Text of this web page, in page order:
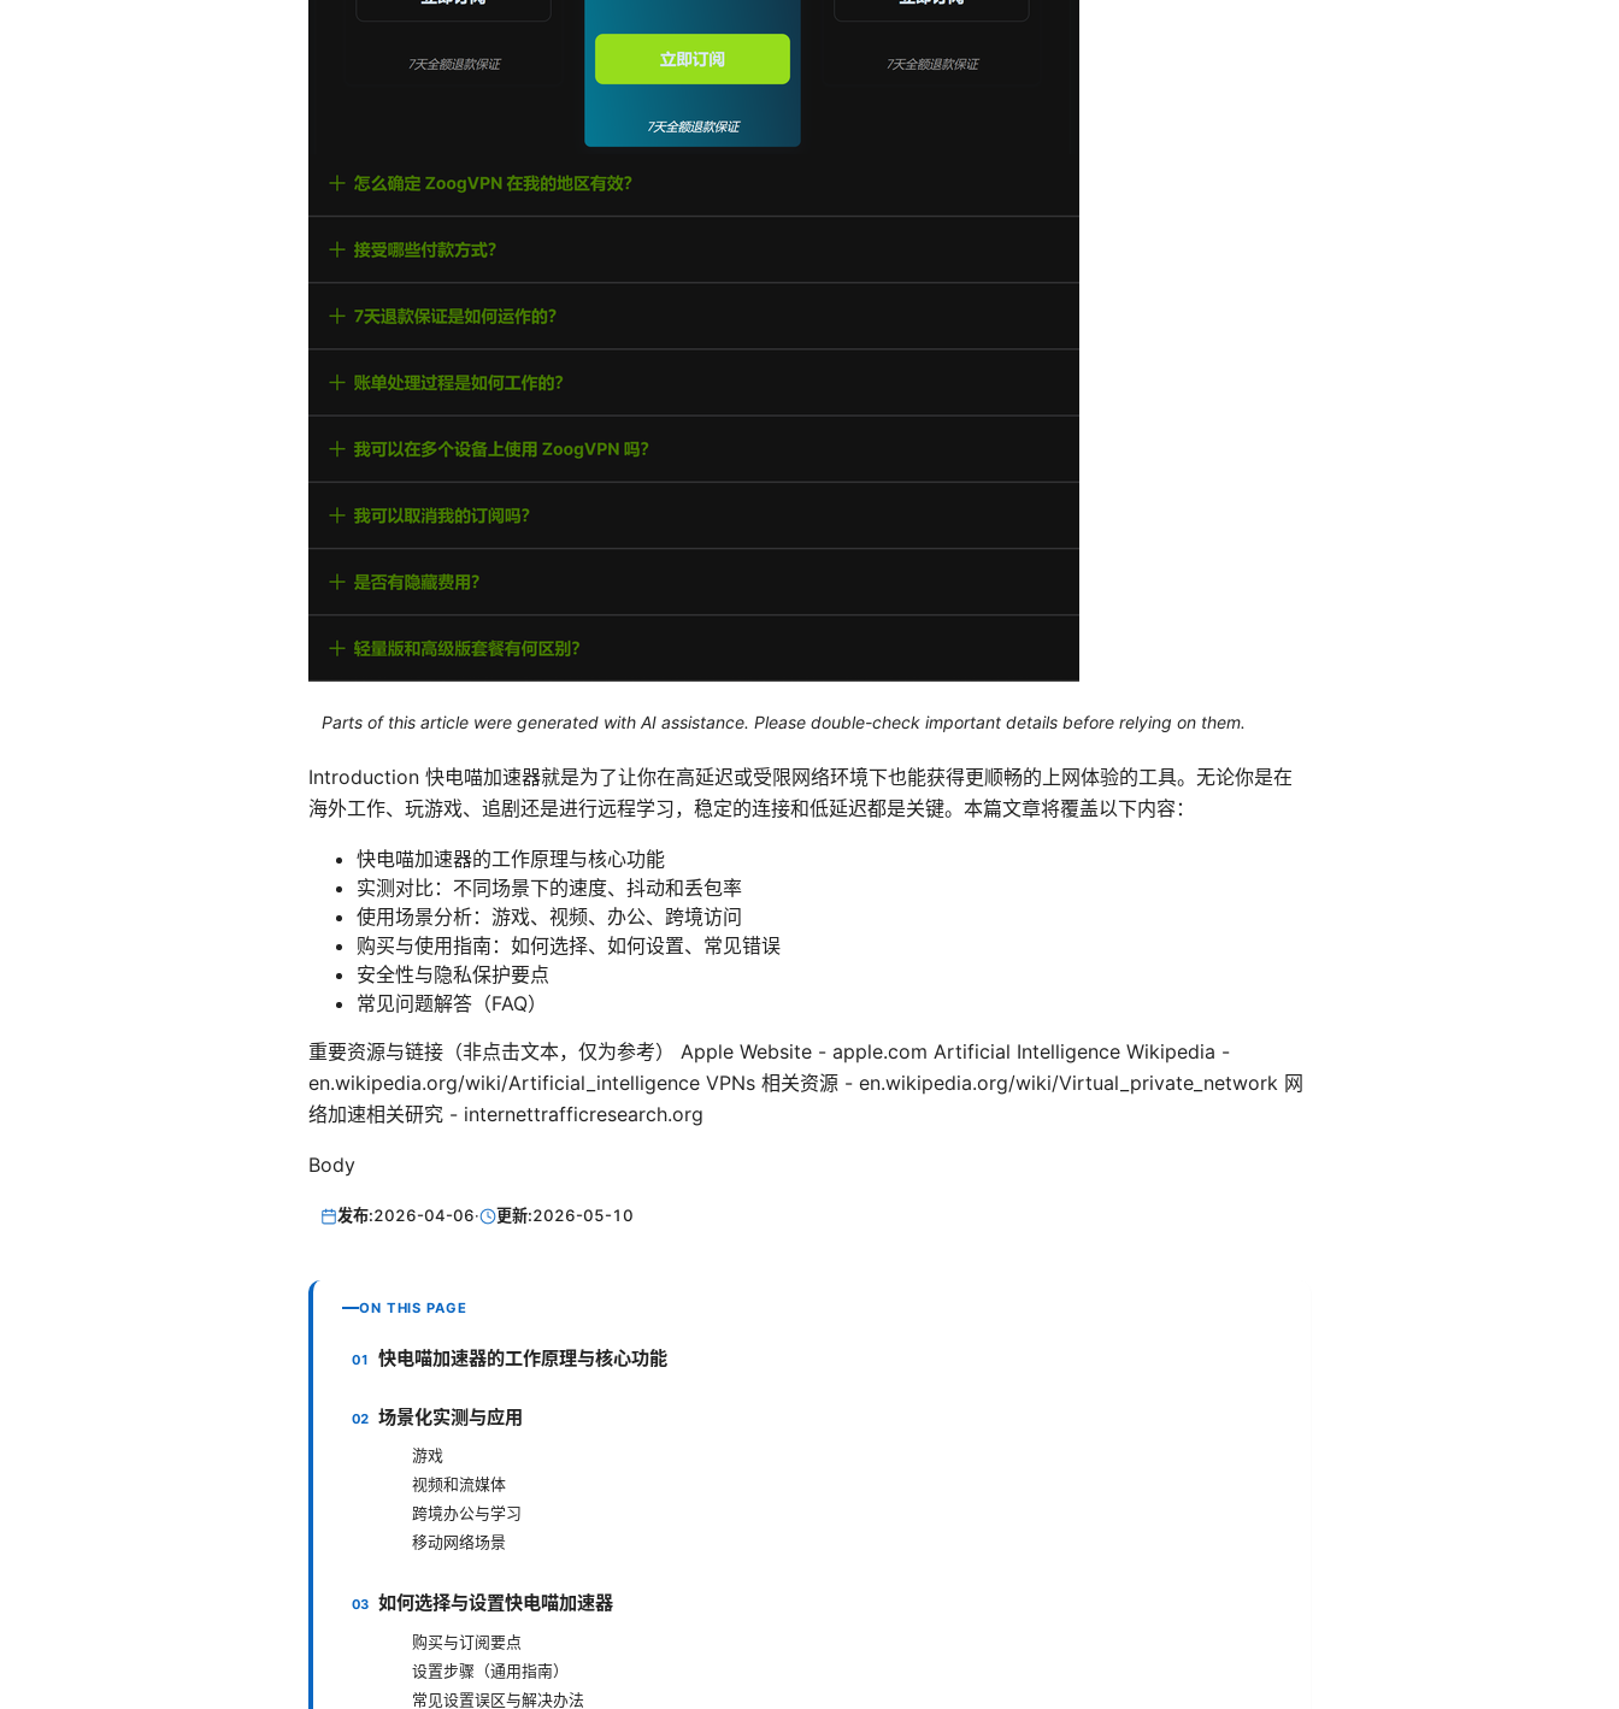
Parts of this article were generated with AI assistance. Please double-check important details before relying on them.
Introduction 快电喵加速器就是为了让你在高延迟或受限网络环境下也能获得更顺畅的上网体验的工具。无论你是在
海外工作、玩游戏、追剧还是进行远程学习，稳定的连接和低延迟都是关键。本篇文章将覆盖以下内容：
快电喵加速器的工作原理与核心功能
实测对比：不同场景下的速度、抖动和丢包率
使用场景分析：游戏、视频、办公、跨境访问
购买与使用指南：如何选择、如何设置、常见错误
安全性与隐私保护要点
常见问题解答（FAQ）
重要资源与链接（非点击文本，仅为参考） Apple Website - apple.com Artificial Intelligence Wikipedia -
en.wikipedia.org/wiki/Artificial_intelligence VPNs 相关资源 - en.wikipedia.org/wiki/Virtual_private_network 网
络加速相关研究 - internettrafficresearch.org
Body
发布:2026-04-06· 更新:2026-05-10
ON THIS PAGE
快电喵加速器的工作原理与核心功能
场景化实测与应用
游戏
视频和流媒体
跨境办公与学习
移动网络场景
如何选择与设置快电喵加速器
购买与订阅要点
设置步骤（通用指南）
常见设置误区与解决办法